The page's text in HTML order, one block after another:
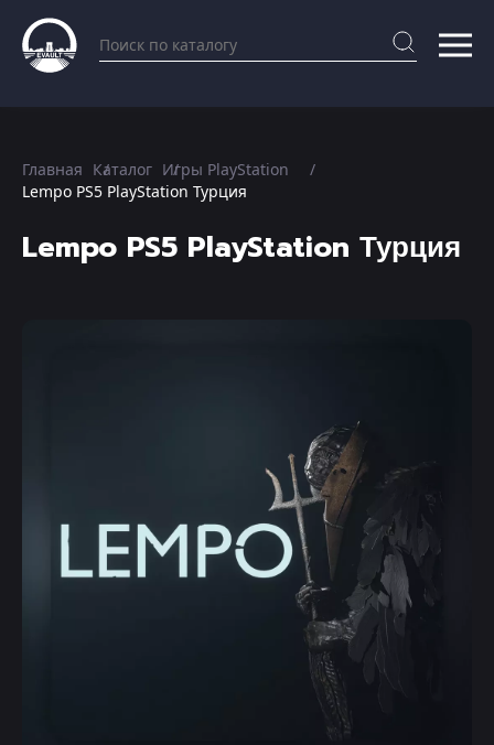
Главная Каталог Игры PlayStation
Lempo PS5 PlayStation Турция
Lempo PS5 PlayStation Турция